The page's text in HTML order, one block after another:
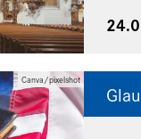
Canva/pixelshot